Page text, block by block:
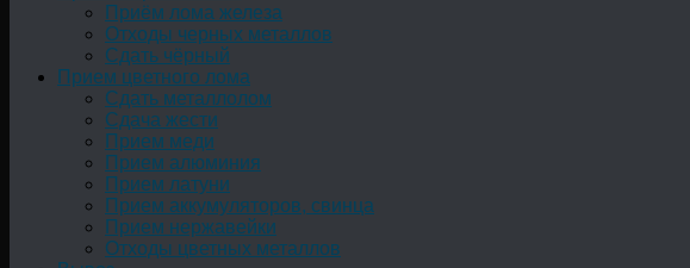
Приём лома железа
Отходы черных металлов
Сдать чёрный
Прием цветного лома
Сдать металлолом
Сдача жести
Прием меди
Прием алюминия
Прием латуни
Прием аккумуляторов, свинца
Прием нержавейки
Отходы цветных металлов